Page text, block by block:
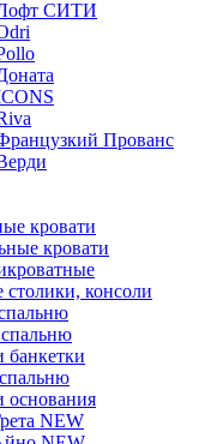
Лофт СИТИ
Прованс
кровати
кровати
столики, консоли
банкетки
основания
NEW